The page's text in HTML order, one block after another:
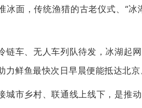
冰面，传统渔猎的古老仪式、“冰
链车、无人车列队待发，冰湖起
力鲜鱼最快次日早晨便能抵达北京
城市乡村、联通线上线下，是推